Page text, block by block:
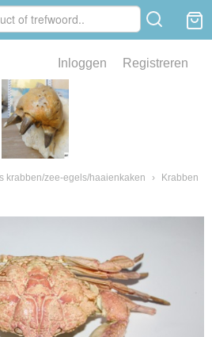
Inloggen Registreren
krabben/zee-egels/haaienkaken ›
Krabben